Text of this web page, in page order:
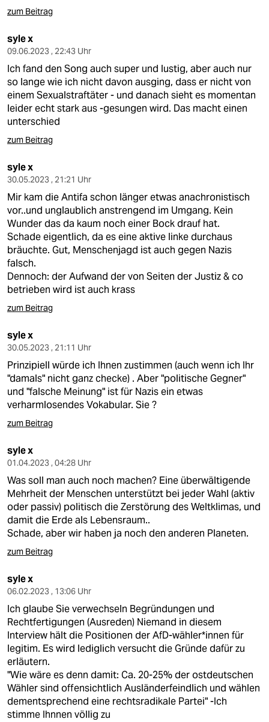
zum Beitrag
syle x
09.06.2023 , 22:43 Uhr
Ich fand den Song auch super und lustig, aber auch nur
so lange wie ich nicht davon ausging, dass er nicht von
einem Sexualstraftäter - und danach sieht es momentan
leider echt stark aus -gesungen wird. Das macht einen
unterschied
zum Beitrag
syle x
30.05.2023 , 21:21 Uhr
Mir kam die Antifa schon länger etwas anachronistisch
vor..und unglaublich anstrengend im Umgang. Kein
Wunder das da kaum noch einer Bock drauf hat.
Schade eigentlich, da es eine aktive linke durchaus
bräuchte. Gut, Menschenjagd ist auch gegen Nazis
falsch.
Dennoch: der Aufwand der von Seiten der Justiz & co
betrieben wird ist auch krass
zum Beitrag
syle x
30.05.2023 , 21:11 Uhr
Prinzipiell würde ich Ihnen zustimmen (auch wenn ich Ihr
"damals" nicht ganz checke) . Aber "politische Gegner"
und "falsche Meinung" ist für Nazis ein etwas
verharmlosendes Vokabular. Sie ?
zum Beitrag
syle x
01.04.2023 , 04:28 Uhr
Was soll man auch noch machen? Eine überwältigende
Mehrheit der Menschen unterstützt bei jeder Wahl (aktiv
oder passiv) politisch die Zerstörung des Weltklimas, und
damit die Erde als Lebensraum..
Schade, aber wir haben ja noch den anderen Planeten.
zum Beitrag
syle x
06.02.2023 , 13:06 Uhr
Ich glaube Sie verwechseln Begründungen und
Rechtfertigungen (Ausreden) Niemand in diesem
Interview hält die Positionen der AfD-wähler*innen für
legitim. Es wird lediglich versucht die Gründe dafür zu
erläutern.
"Wie wäre es denn damit: Ca. 20-25% der ostdeutschen
Wähler sind offensichtlich Ausländerfeindlich und wählen
dementsprechend eine rechtsradikale Partei" -Ich
stimme Ihnnen völlig zu